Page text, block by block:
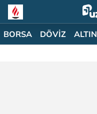
BORSA DÖVİZ ALTIN